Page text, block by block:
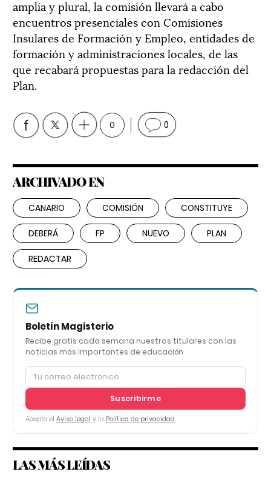
amplia y plural, la comisión llevará a cabo
encuentros presenciales con Comisiones
Insulares de Formación y Empleo, entidades de
formación y administraciones locales, de las
que recabará propuestas para la redacción del
Plan.
0 0
ARCHIVADO EN
CANARIO COMISIÓN CONSTITUYE
DEBERÁ FP NUEVO PLAN
REDACTAR
Boletín Magisterio
Recibe gratis cada semana nuestros titulares con las
noticias más importantes de educación
Suscribirme
Acepto el Aviso legal y la Política de privacidad
LAS MÁS LEÍDAS